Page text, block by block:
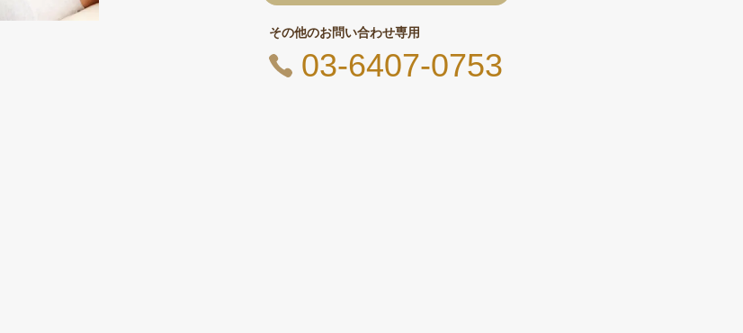
その他のお問い合わせ専用
03-6407-0753